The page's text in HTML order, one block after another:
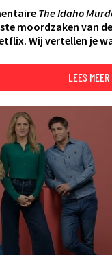
DELEN
The Idaho
moordzaken van
Wij vertellen je
LEES MEER